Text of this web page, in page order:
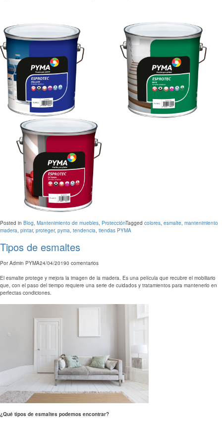
Posted in Blog, Mantenimiento de muebles, ProtecciónTagged colores, esmalte, mantenimiento
madera, pintar, proteger, pyma, tendencia, tiendas PYMA
Tipos de esmaltes
PorAdmin PYMA24/04/20190 comentarios
El esmalte protege y mejora la imagen de la madera. Es una película que recubre el mobiliario
que, con el paso del tiempo requiere una serie de cuidados y tratamientos para mantenerlo en
perfectas condiciones.
¿Qué tipos de esmaltes podemos encontrar?